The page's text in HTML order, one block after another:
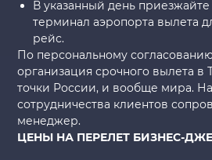
В указанный день
терминал аэропорта вылета
рейс.
По персональному
организация срочного вылета в
точки России, и вообще мира. На
сотрудничества клиентов
менеджер.
ЦЕНЫ НА ПЕРЕЛЕТ БИЗНЕС-